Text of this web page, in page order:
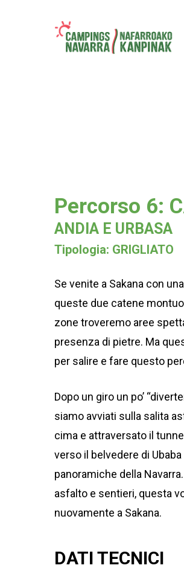
Percorso 6:
ANDIA E URBASA
Tipologia: GRIGLIATO
Se venite a Sakana con
queste due catene
zone troveremo aree
presenza di pietre. Ma
per salire e fare questo
Dopo un giro un po’
siamo avviati sulla salita
cima e attraversato il
verso il belvedere di
panoramiche della
asfalto e sentieri, questa
nuovamente a Sakana.
DATI TECNICI